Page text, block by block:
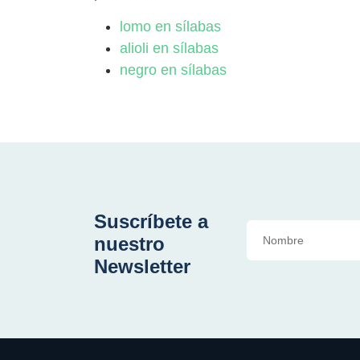
lomo en sílabas
alioli en sílabas
negro en sílabas
Suscríbete a
nuestro
Newsletter